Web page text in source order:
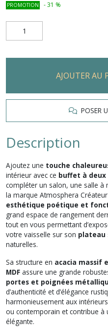
PROMOTION -31 %
AJOUTER AU
POSER
Description
Ajoutez une touche
intérieur avec ce buffet à deux
compléter un salon, une salle à
la marque Atmosphera Créateur
esthétique poétique et
grand espace de rangement
tout en vous permettant
votre vaisselle sur son plateau
naturelles.
Sa structure en acacia massif
MDF assure une grande
portes et poignées
d’authenticité et d’élégance
harmonieusement aux
ou contemporain et contribue à
élégante.